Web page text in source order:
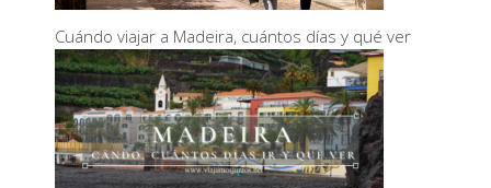
Cuándo viajar a Madeira, cuántos días y qué ver